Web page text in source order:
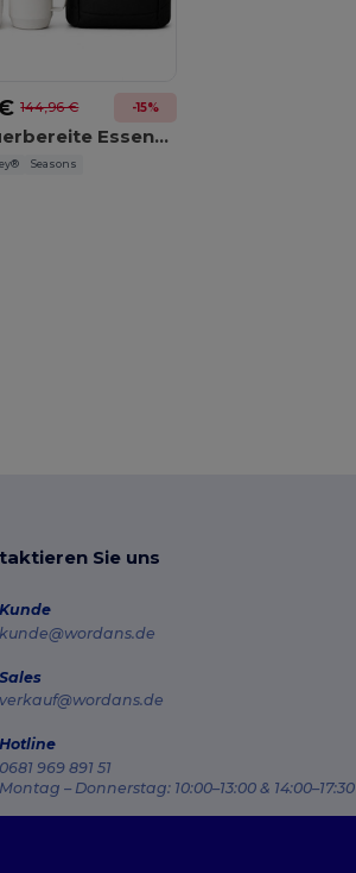
144,96 € -15%
Abenteuerbereite Essentials
Seasons
Sie uns
Kunde
kunde@wordans.de
Sales
verkauf@wordans.de
Hotline
0681 969 891 51
Montag – Donnerstag: 10:00–13:00 &